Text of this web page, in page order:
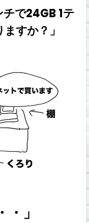
で24GB 1テ
すか？」
」